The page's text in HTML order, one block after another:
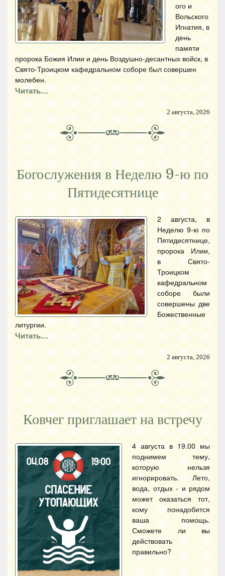
ого и
Вольского
Игнатия, в
день
памяти
пророка Божия Илии и день Воздушно-десантных войск, в
Свято-Троицком кафедральном соборе был совершен
молебен.
Читать…
2 августа, 2026
Богослужения в Неделю 9-ю по
Пятидесятнице
2 августа, в
Неделю 9-ю по
Пятидесятнице,
пророка Илии,
в Свято-
Троицком
кафедральном
соборе были
совершены две
Божественные
литургии.
Читать…
2 августа, 2026
Ковчег приглашает на встречу
4 августа в 19.00 мы
поднимем тему,
которую нельзя
игнорировать. Лето,
вода, отдых - и рядом
может оказаться тот,
кому понадобится
ваша помощь.
Сможете ли вы
действовать
правильно?